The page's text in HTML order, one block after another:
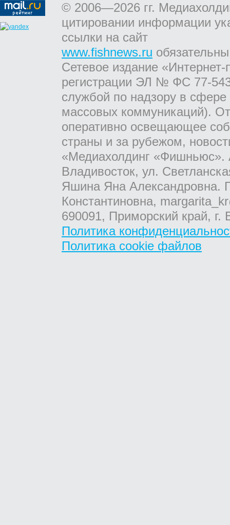
© 2006—2026 гг.
цитировании информации
ссылки на сайт
www.fishnews.ru
Сетевое издание
регистрации ЭЛ № ФС 77-
службой по надзору в
массовых коммуникаций).
оперативно освещающее
страны и за рубежом,
«Медиахолдинг «Фишньюс».
Владивосток, ул.
Яшина Яна Александровна.
Константиновна,
690091, Приморский край,
Политика
Политика cookie файлов